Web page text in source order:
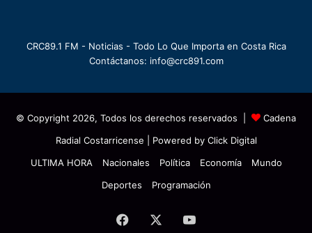
CRC89.1 FM - Noticias - Todo Lo Que Importa en Costa Rica
Contáctanos: info@crc891.com
© Copyright 2026, Todos los derechos reservados |
Cadena
Radial Costarricense | Powered by Click Digital
ULTIMA HORA
Nacionales Política Economía
Mundo
Deportes
Programación
Facebook YouTube